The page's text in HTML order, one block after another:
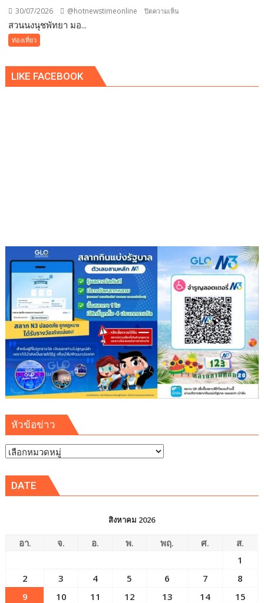
30/07/2026 @hotnewstimeonline ปิดความเห็น
ขวัญ
พร้อม
ชม
พิพิธภัณฑ์
พระพุทธ
คุณ
ฟรี
ตลอด
เดือน
สวนนงนุชพัทยา มอ...
ท่องเที่ยว
LIKE FACEBOOK
หัวข้อข่าว
หัวข้อ
DATE
สิงหาคม 2026
อา. จ. อ. พ. พฤ. ศ.
ส.
1
2
3 4 5 6 7
8
9
10 11 12 13 14
15